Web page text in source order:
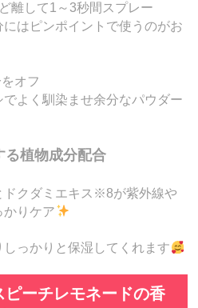
離して1～3秒間スプレー
はピンポイントで使うのがお
オフ
よく馴染ませ余分なパウダー
る植物成分配合
クダミエキス※8が紫外線や
かりケア
っかりと保湿してくれます
ーチレモネードの香